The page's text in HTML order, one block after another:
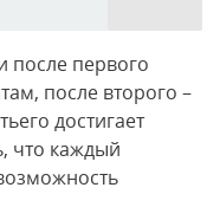
после первого
после второго –
достигает
что каждый